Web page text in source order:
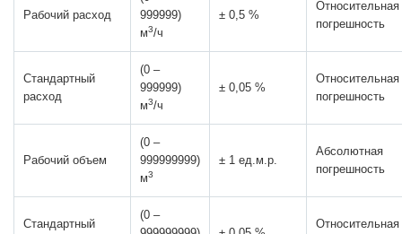
Рабочий расход
999999)
м3/ч
± 0,5 %
Относительная
погрешность
Стандартный
расход
(0 –
999999)
м3/ч
± 0,05 %
Относительная
погрешность
Рабочий объем
(0 –
999999999)
м3
± 1 ед.м.р.
Абсолютная
погрешность
Стандартный
(0 –
Относительная